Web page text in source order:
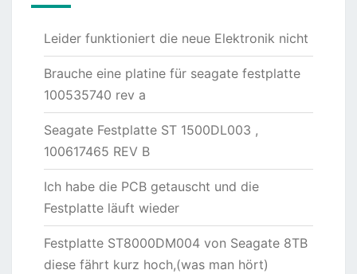
Leider funktioniert die neue Elektronik nicht
Brauche eine platine für seagate festplatte
100535740 rev a
Seagate Festplatte ST 1500DL003 ,
100617465 REV B
Ich habe die PCB getauscht und die
Festplatte läuft wieder
Festplatte ST8000DM004 von Seagate 8TB
diese fährt kurz hoch,(was man hört)